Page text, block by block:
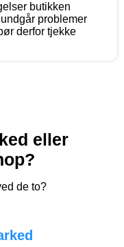
butikken
problemer
derfor tjekke
eller
de to?